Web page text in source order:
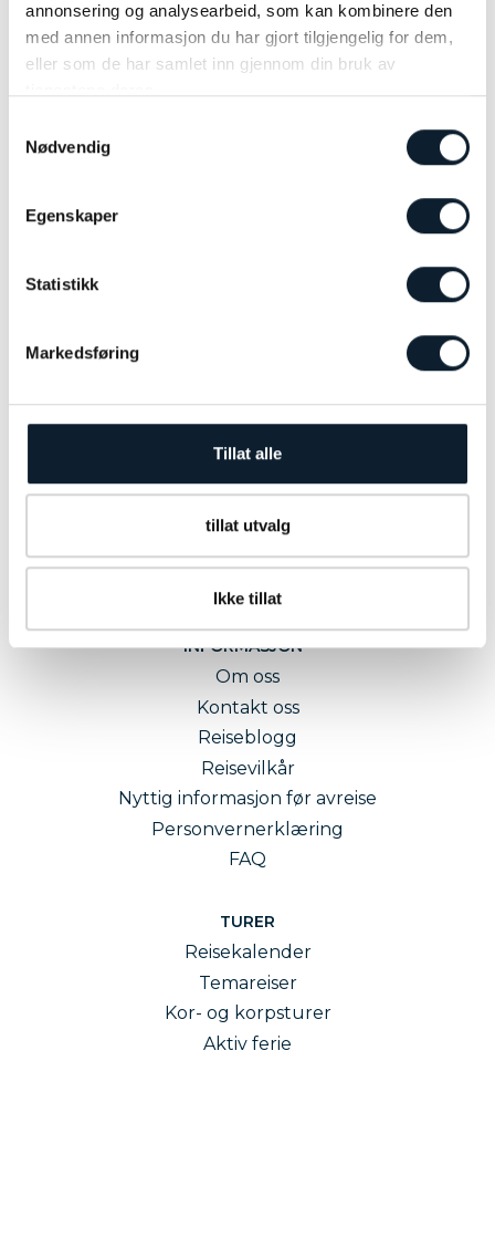
annonsering og analysearbeid, som kan kombinere den
med annen informasjon du har gjort tilgjengelig for dem,
eller som de har samlet inn gjennom din bruk av
Nødvendig
Egenskaper
Statistikk
Markedsføring
Tillat alle
tillat utvalg
Ikke tillat
INFORMASJON
Om oss
Kontakt oss
Reiseblogg
Reisevilkår
Nyttig informasjon før avreise
Personvernerklæring
FAQ
TURER
Reisekalender
Temareiser
Kor- og korpsturer
Aktiv ferie